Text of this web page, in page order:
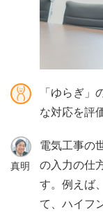
「ゆらぎ」
な対応を評
真明
電気工事の
の入力の仕
す。例えば
て、ハイフ